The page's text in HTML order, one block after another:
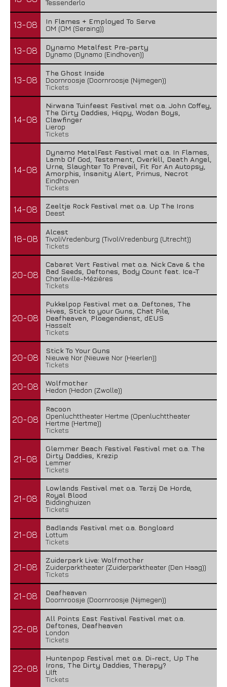
Tessenderlo
13-08
In Flames + Employed To Serve
OM (OM (Seraing))
13-08
Dynamo Metalfest Pre-party
Dynamo (Dynamo (Eindhoven))
13-08
The Ghost Inside
Doornroosje (Doornroosje (Nijmegen))
Tickets
14-08
Nirwana Tuinfeest Festival met o.a. John Coffey,
The Dirty Daddies, Hiqpy, Wodan Boys,
Clawfinger
Lierop
Tickets
14-08
Dynamo MetalFest Festival met o.a. In Flames,
Lamb Of God, Testament, Overkill, Death Angel,
Urne, Slaughter To Prevail, Fit For An Autopsy,
Amorphis, Insanity Alert, Primus, Necrot
Eindhoven
Tickets
14-08
Zeeltje Rock Festival met o.a. Up The Irons
Deest
18-08
Alcest
TivoliVredenburg (TivoliVredenburg (Utrecht))
Tickets
20-08
Cabaret Vert Festival met o.a. Nick Cave & the
Bad Seeds, Deftones, Body Count feat. Ice-T
Charleville-Mézières
Tickets
20-08
Pukkelpop Festival met o.a. Deftones, The
Hives, Stick to your Guns, Chat Pile,
Deafheaven, Ploegendienst, dEUS
Hasselt
Tickets
20-08
Stick To Your Guns
Nieuwe Nor (Nieuwe Nor (Heerlen))
Tickets
20-08
Wolfmother
Hedon (Hedon (Zwolle))
20-08
Racoon
Openluchttheater Hertme (Openluchttheater
Hertme (Hertme))
Tickets
21-08
Glemmer Beach Festival Festival met o.a. The
Dirty Daddies, Krezip
Lemmer
Tickets
21-08
Lowlands Festival met o.a. Terzij De Horde,
Royal Blood
Biddinghuizen
Tickets
21-08
Badlands Festival met o.a. Bongloard
Lottum
Tickets
21-08
Zuiderpark Live: Wolfmother
Zuiderparktheater (Zuiderparktheater (Den Haag))
Tickets
21-08
Deafheaven
Doornroosje (Doornroosje (Nijmegen))
22-08
All Points East Festival Festival met o.a.
Deftones, Deafheaven
London
Tickets
22-08
Huntenpop Festival met o.a. Di-rect, Up The
Irons, The Dirty Daddies, Therapy?
Ulft
Tickets